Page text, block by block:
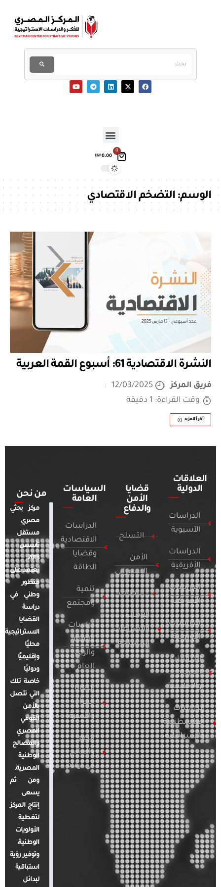
0
EGP0.00
الوسم:التضخم الاقتصادي
النشرة الاقتصادية 61: أسبوع القمة العربية
فريق المركز
12/03/2025
وقت القراءة: 1 دقيقة
أقرأ المزيد
العلاقات
الدولية
الدراسات
الآسيوية
الدراسات
الأفريقية
الدراسات
الأمريكية
الدراسات
الأوروبية
الدراسات
العربية
والإقليمية
الدراسات
الفلسطينية
والإسرائيلية
قضايا
الأمن
والدفاع
التسلح
الأمن
السيبراني
التطرف
الإرهاب
والصراعات
المسلحة
السياسات
العامة
الدراسات
الاقتصادية
وقضايا
الطاقة
تنمية
ومجتمع
دراسات
الإعلام
والرأي
العام
قضايا
المرأة
والأسرة
مصر
والعالم
في أرقام
من نحن
مركز بحثي
مصري
مستقل
تأسس
2018.
يعتمد على
منظور
وطني في
دراسة
القضايا
الاستراتيجية
محليًا
وإقليميًا
ودوليًا
خاصة تلك
التي تتصل
بالأمن
القومي
المصري
والمصالح
الوطنية
المصرية.
ومن ثم
يسعى
إنتاج المركز
لتغطية
الأولويات
الوطنية،
وتوفير رؤية
استباقية
لبدائل